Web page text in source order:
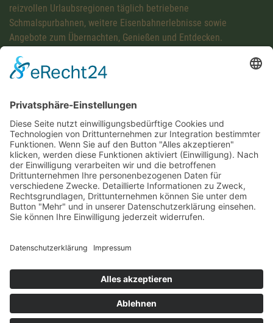
reizvollen Urlaubsregionen täglich betriebene
Schmalspurbahnen, weitere Eisenbahnerlebnisse sowie
Angebote zum Übernachten, Genießen und Entdecken.
Diese Maßnahme wird mitfinanziert mit Steuermitteln auf
Grundlage des von den Abgeordneten des Sächsischen
Landtags beschlossenen Haushaltes.